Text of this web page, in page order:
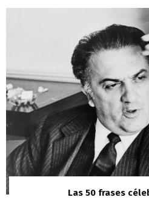
Las 50 frases